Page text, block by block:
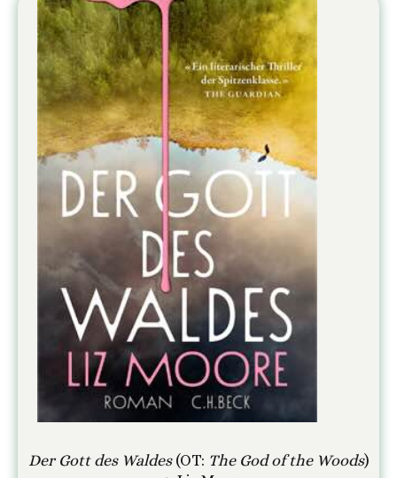
Der Gott des Waldes(OT: The God of the Woods)